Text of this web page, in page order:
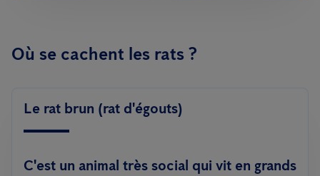
Où se cachent les rats ?
Le rat brun (rat d'égouts)
C'est un animal très social qui vit en grands